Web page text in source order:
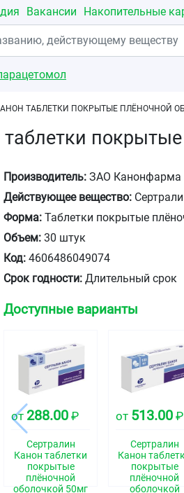
Вакансии Накопительные
ТАБЛЕТКИ ПОКРЫТЫЕ ПЛЁНОЧНОЙ
Производитель: ЗАО Канонфарма
Действующее вещество:
Форма: Таблетки покрытые
Объем: 30 штук
Код: 4606486049074
Срок годности: Длительный срок
Доступные варианты
от 288.00 ₽
Сертралин
Канон таблетки
покрытые
плёночной
оболочкой 50мг
от 513.00₽
Сертралин
Канон
покрытые
плёночной
оболочкой